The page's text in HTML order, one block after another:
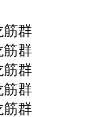
群
群
群
群
群